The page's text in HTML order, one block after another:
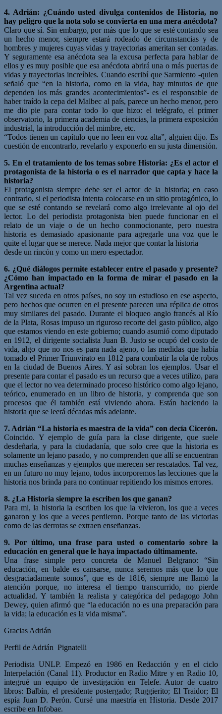
4. Adrián: ¿Cuándo usted divulga contenidos de Historia, no
hay peligro que la nota solo se convierta en una mera anécdota?
Claro que sí. Sin embargo, por más que lo que se esté contando sea
un hecho menor, siempre estará rodeado de circunstancias y de
hombres y mujeres cuyas vidas y trayectorias ameritan ser contadas.
Y seguramente esa anécdota sea la excusa perfecta para hablar de
ellos y es muy posible que esa anécdota abrirá una o más puertas de
vidas y trayectorias increíbles. Cuando escribí que Sarmiento -quien
señaló que “en la historia, como en la vida, hay minutos de que
dependen los más grandes acontecimientos”- es el responsable de
haber traído la cepa del Malbec al país, parece un hecho menor, pero
me dio pie para contar todo lo que hizo: el telégrafo, el primer
observatorio, la primera academia de ciencias, la primera exposición
industrial, la introducción del mimbre, etc.
“Todos tienen un capítulo que no leen en voz alta”, alguien dijo. Es
cuestión de encontrarlo, revelarlo y exponerlo en su justa dimensión.
5. En el tratamiento de los temas sobre Historia: ¿Es el actor el
protagonista de la historia o es el narrador que capta y hace la
historia?
El protagonista siempre debe ser el actor de la historia; en caso
contrario, si el periodista intenta colocarse en un sitio protagónico, lo
que se esté contando se revelará como algo irrelevante al ojo del
lector. Lo del periodista protagonista bien puede funcionar en el
relato de un viaje o de un hecho conmocionante, pero nuestra
historia es demasiado apasionante para agregarle una voz que le
quite el lugar que se merece. Nada mejor que contar la historia
desde un rincón y como un mero espectador.
6. ¿Qué diálogos permite establecer entre el pasado y presente?
¿Cómo han impactado en la forma de mirar el pasado en la
Argentina actual?
Tal vez suceda en otros países, no soy un estudioso en ese aspecto,
pero hechos que ocurren en el presente parecen una réplica de otros
muy similares del pasado. Durante el bloqueo anglo francés al Río
de la Plata, Rosas impuso un riguroso recorte del gasto público, algo
que estamos viendo en este gobierno; cuando asumió como diputado
en 1912, el dirigente socialista Juan B. Justo se ocupó del costo de
vida, algo que no nos es para nada ajeno, o las medidas que había
tomado el Primer Triunvirato en 1812 para combatir la ola de robos
en la ciudad de Buenos Aires. Y así sobran los ejemplos. Usar el
presente para contar el pasado es un recurso que a veces utilizo, para
que el lector no vea determinado proceso histórico como algo lejano,
teórico, enumerado en un libro de historia, y comprenda que son
procesos que él también está viviendo ahora. Están haciendo la
historia que se leerá décadas más adelante.
7. Adrián “La historia es maestra de la vida” con decía Cicerón.
Coincido. Y ejemplo de guía para la clase dirigente, que suele
desdeñarla, y para la ciudadanía, que solo cree que la historia es
solamente un lejano pasado, y no comprenden que allí se encuentran
muchas enseñanzas y ejemplos que merecen ser rescatados. Tal vez,
en un futuro no muy lejano, todos incorporemos las lecciones que la
historia nos brinda para no continuar repitiendo los mismos errores.
8. ¿La Historia siempre la escriben los que ganan?
Para mi, la historia la escriben los que la vivieron, los que a veces
ganaron y los que a veces perdieron. Porque tanto de las victorias
como de las derrotas se extraen enseñanzas.
9. Por último, una frase para usted o comentario sobre la
educación en general que le haya impactado últimamente.
Una frase simple pero concreta de Manuel Belgrano: “Sin
educación, en balde es cansarse, nunca seremos más que lo que
desgraciadamente somos”, que es de 1816, siempre me llamó la
atención porque, no interesa el tiempo transcurrido, no pierde
actualidad. Y también la realista y categórica del pedagogo John
Dewey, quien afirmó que “la educación no es una preparación para
la vida; la educación es la vida misma”.
Gracias Adrián
Perfil de Adrián Pignatelli
Periodista UNLP. Empezó en 1986 en Redacción y en el ciclo
Interpelación (Canal 11). Productor en Radio Mitre y en Radio 10,
integrué un equipo de investigación en Telefe. Autor de cuatro
libros: Balbín, el presidente postergado; Ruggierito; El Traidor; El
espía Juan D. Perón. Cursé una maestría en Historia. Desde 2017
escribe en Infobae.